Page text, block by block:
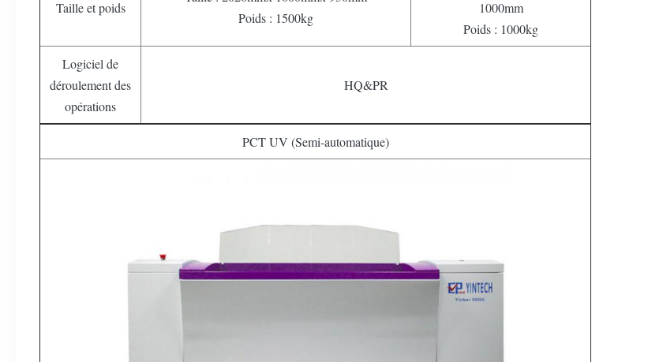
Taille et poids
Poids : 1500kg
1000mm
Poids : 1000kg
Logiciel de
déroulement des
opérations
HQ&PR
PCT UV (Semi-automatique)